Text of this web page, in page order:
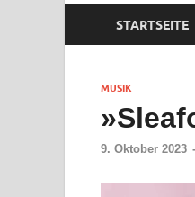
STARTSEITE
MUSIK
9. Oktober 2023 -